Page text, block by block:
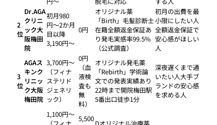
2
位
Dr.AGA
クリニ
ック大
阪梅田
院
初月980
円〜2か月
目以降
3,190円〜
0円
オリジナル薬
「Birth」毛髪診断士
在籍全額返金保証あ
り発毛実感率99.5%
（公式調査）
初月の出費を最
小限にしたい人
全額返金保証で
安心感がほしい
人
3
位
AGAス
キンク
リニッ
ク大阪
梅田院
3,700円〜
（フィナ
ステリド
ジェネリ
ック）
0円
（血
液検
査も
無
料）
オリジナル発毛薬
「Rebirth」学術論
文での発表実績あり
22時まで開院梅田駅
5番出口徒歩1分
深夜遅くまで通
いたい人大手ブ
ランドの安心感
を求める人
1,100円〜 5,500